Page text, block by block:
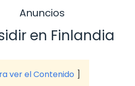
Anuncios
en Finlandia
ver el Contenido